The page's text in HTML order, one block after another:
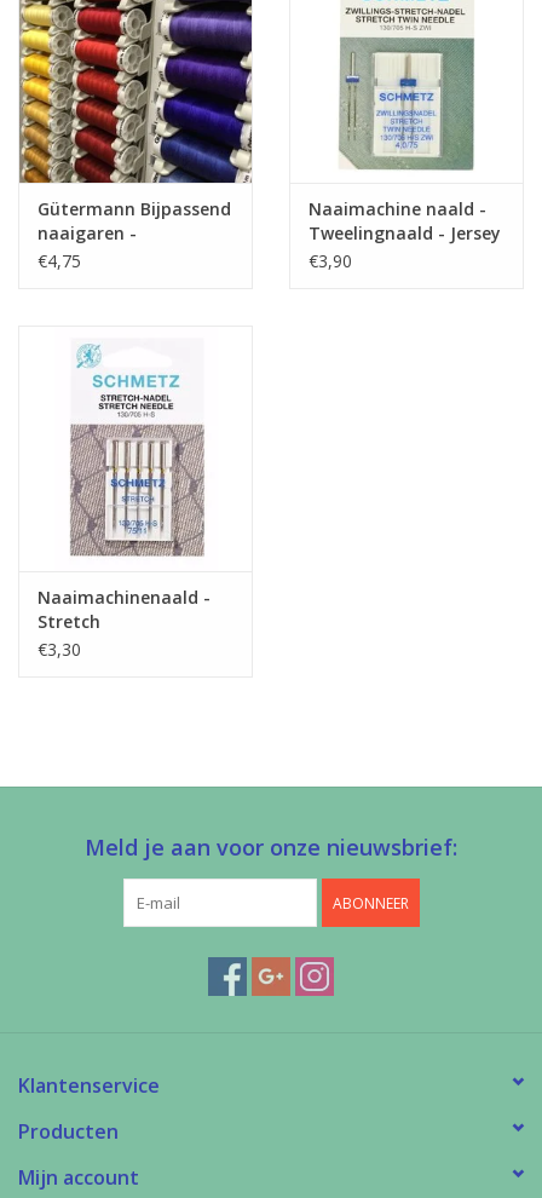
Label
Oeko-Tex 100 klasse 1
Stretch
ja
Gütermann Bijpassend
naaigaren -
Allesnaaigaren 200m
€4,75
Naaimachine naald -
Tweelingnaald - Jersey
€3,90
Naaimachinenaald -
Stretch
€3,30
Meld je aan voor onze nieuwsbrief:
ABONNEER
Klantenservice
Producten
Mijn account